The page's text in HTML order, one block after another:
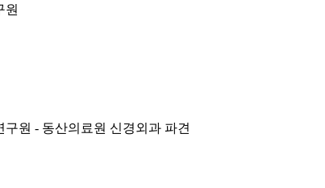
원
구원 - 동산의료원 신경외과 파견